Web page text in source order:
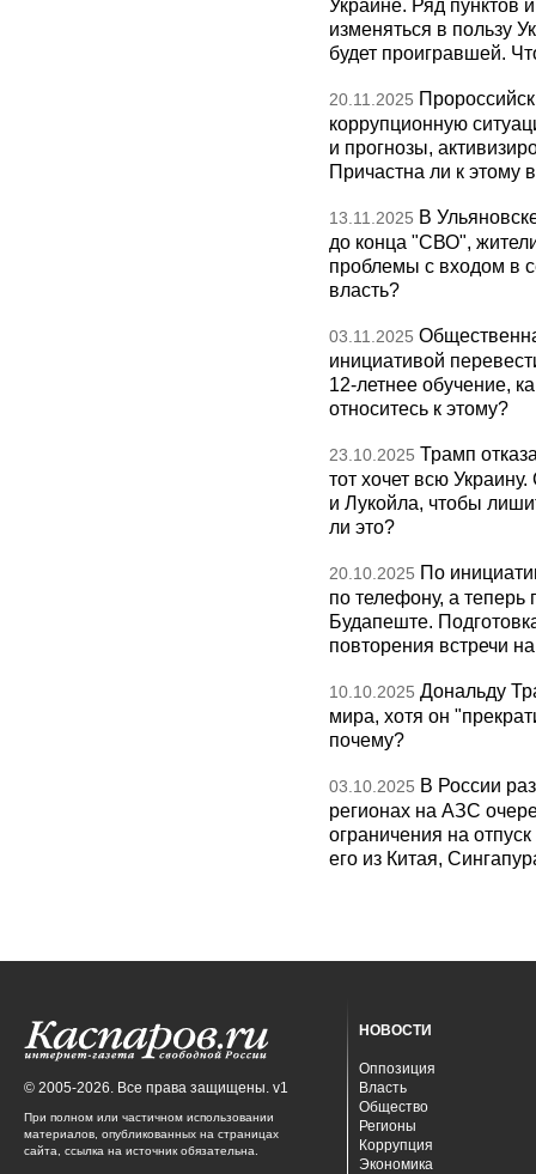
Украине. Ряд пунктов
изменяться в пользу
будет проигравшей.
20.11.2025
коррупционную
и прогнозы,
Причастна ли к этому
13.11.2025 В
до конца "СВО",
проблемы с входом в
власть?
03.11.2025
инициативой
12-летнее обучение,
относитесь к этому?
23.10.2025 Трамп
тот хочет всю
и Лукойла, чтобы
ли это?
20.10.2025 По
по телефону, а теперь
Будапеште.
повторения встречи
10.10.2025 Дональду
мира, хотя он
почему?
03.10.2025 В России
регионах на АЗС
ограничения на
его из Китая,
© 2005-2026. Все права защищены. v1
При полном или частичном использовании
материалов, опубликованных на страницах
сайта, ссылка на источник обязательна.
НОВОСТИ
Оппозиция
Власть
Общество
Регионы
Коррупция
Экономика